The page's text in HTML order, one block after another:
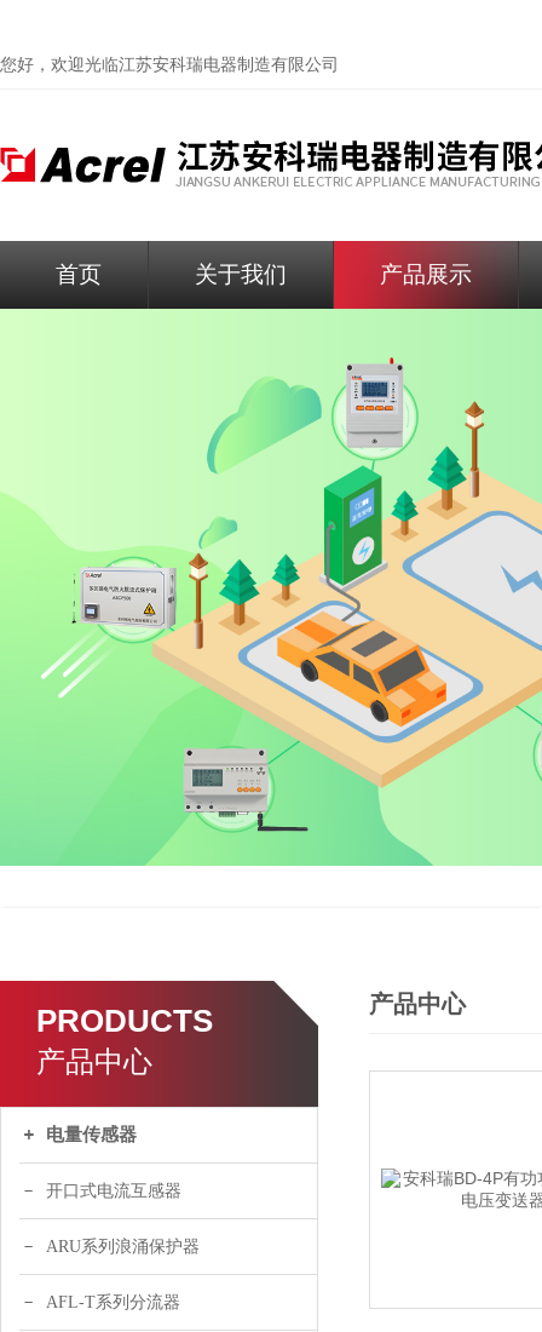
您好，欢迎光临江苏安科瑞电器制造有限公司
首页 关于我们 产品展示
PRODUCTS
产品中心
电量传感器
开口式电流互感器
ARU系列浪涌保护器
AFL-T系列分流器
产品中心